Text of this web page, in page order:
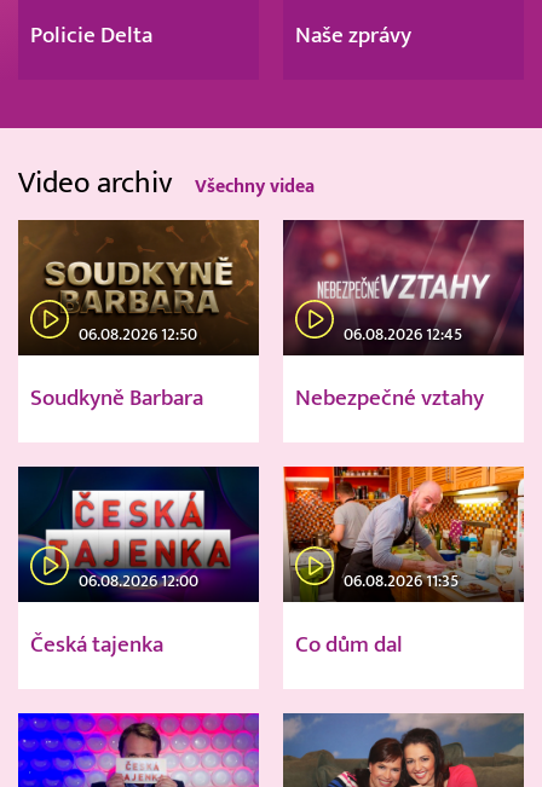
Policie Delta Naše zprávy
Video archiv Všechny videa
06.08.2026 12:50
Soudkyně Barbara
06.08.2026 12:45
Nebezpečné vztahy
06.08.2026 12:00
Česká tajenka
06.08.2026 11:35
Co dům dal